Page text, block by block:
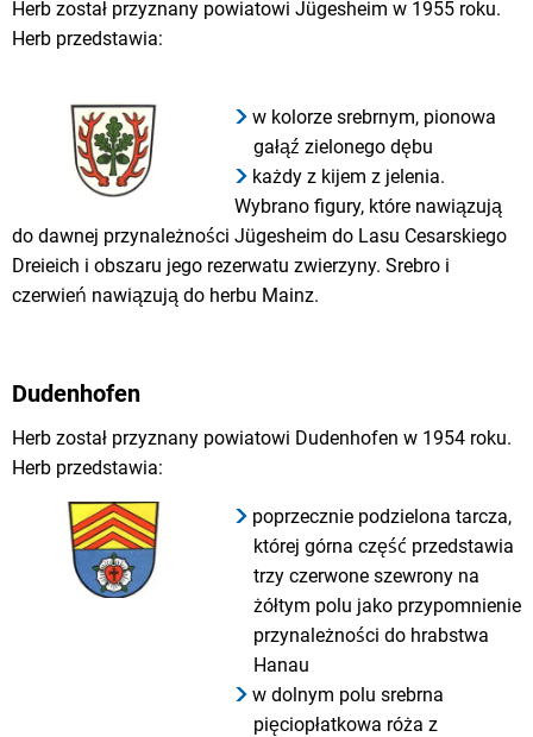
Herb został przyznany powiatowi Jügesheim w 1955 roku.
Herb przedstawia:
w kolorze srebrnym, pionowa
gałąź zielonego dębu
każdy z kijem z jelenia.
Wybrano figury, które nawiązują
do dawnej przynależności Jügesheim do Lasu Cesarskiego
Dreieich i obszaru jego rezerwatu zwierzyny. Srebro i
czerwień nawiązują do herbu Mainz.
Dudenhofen
Herb został przyznany powiatowi Dudenhofen w 1954 roku.
Herb przedstawia:
poprzecznie podzielona tarcza,
której górna część przedstawia
trzy czerwone szewrony na
żółtym polu jako przypomnienie
przynależności do hrabstwa
Hanau
w dolnym polu srebrna
pięciopłatkowa róża z